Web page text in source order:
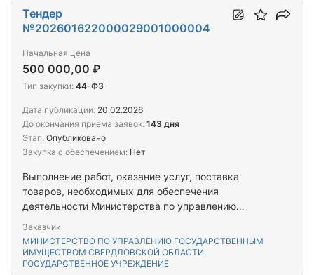
Выполнение работ, оказание услуг, поставка
товаров, необходимых для обеспечения
деятельности Министерства по управлению
области
Заказчик
МИНИСТЕРСТВО ПО УПРАВЛЕНИЮ ГОСУДАРСТВЕННЫМ
ИМУЩЕСТВОМ СВЕРДЛОВСКОЙ ОБЛАСТИ,
ГОСУДАРСТВЕННОЕ УЧРЕЖДЕНИЕ
Тендер
№202601622000029001000004
Начальная цена
500 000,00 ₽
Тип закупки: 44-ФЗ
Дата публикации: 20.02.2026
До окончания приема заявок: 143 дня
Этап: Опубликовано
Закупка с обеспечением: Нет